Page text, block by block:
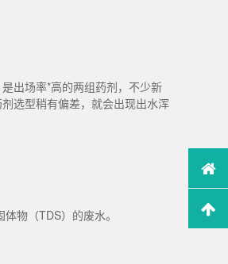
出场率*高的两组药剂，不少新
选型稍有偏差，就会出现出水浑
物（TDS）的废水。